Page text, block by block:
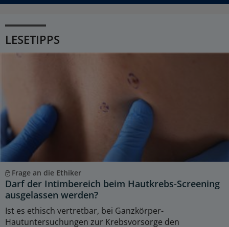
LESETIPPS
Frage an die Ethiker
Darf der Intimbereich beim Hautkrebs-Screening
ausgelassen werden?
Ist es ethisch vertretbar, bei Ganzkörper-
Hautuntersuchungen zur Krebsvorsorge den